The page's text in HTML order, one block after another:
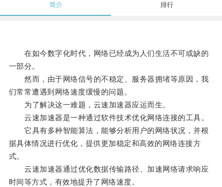
简介 排行
在如今数字化时代，网络已经成为人们生活不可或缺的
一部分。
然而，由于网络信号的不稳定、服务器拥堵等原因，我
们常常遭遇到网络速度缓慢的问题。
为了解决这一难题，云速加速器应运而生。
云速加速器是一种通过软件技术优化网络连接的工具。
它具有多种智能算法，能够分析用户的网络状况，并根
据具体情况进行优化，提供更加稳定和高效的网络连接方
式。
云速加速器通过优化数据传输路径、加速网络请求响应
时间等方式，有效地提升了网络速度。